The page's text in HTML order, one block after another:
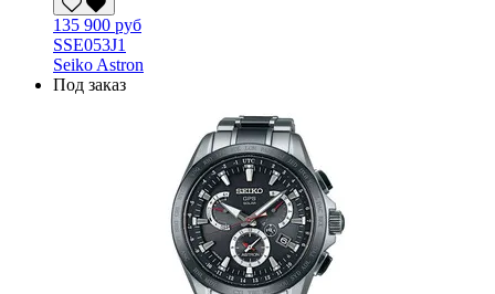
135 900 руб
SSE053J1
Seiko Astron
Под заказ